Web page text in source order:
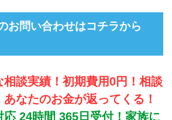
お問い合わせはコチラから
相談実績！初期費用0円！相談
あなたのお金が返ってくる！
応 24時間 365日受付！家族に